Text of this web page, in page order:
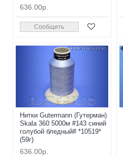
636.00р.
Сообщить
Нитки Gutermann (Гутерман)
Skala 360 5000м #143 синий
голубой бледный# *10519*
(59г)
636.00р.